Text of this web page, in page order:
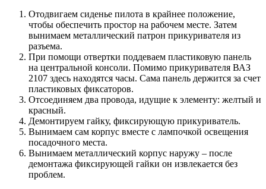
Отодвигаем сиденье пилота в крайнее положение,
чтобы обеспечить простор на рабочем месте. Затем
вынимаем металлический патрон прикуривателя из
разъема.
При помощи отвертки поддеваем пластиковую панель
на центральной консоли. Помимо прикуривателя ВАЗ
2107 здесь находятся часы. Сама панель держится за счет
пластиковых фиксаторов.
Отсоединяем два провода, идущие к элементу: желтый и
красный.
Демонтируем гайку, фиксирующую прикуриватель.
Вынимаем сам корпус вместе с лампочкой освещения
посадочного места.
Вынимаем металлический корпус наружу – после
демонтажа фиксирующей гайки он извлекается без
проблем.